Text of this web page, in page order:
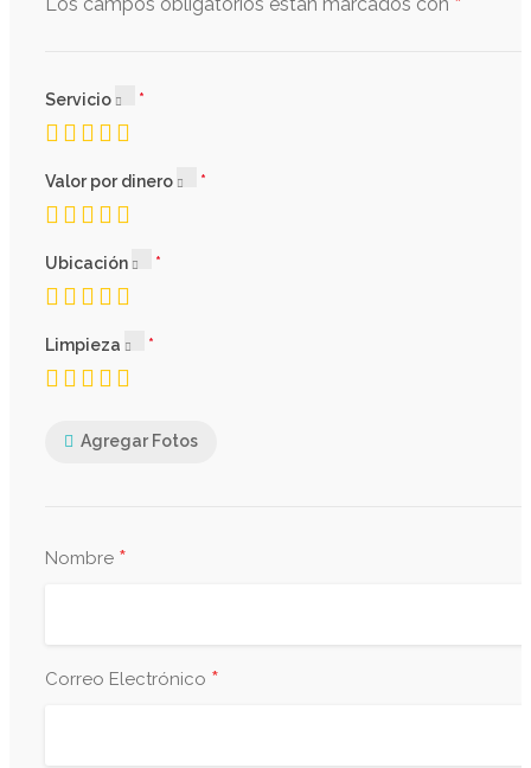
Servicio
Valor por dinero
Ubicación
Limpieza
Agregar Fotos
Nombre *
Correo Electrónico *